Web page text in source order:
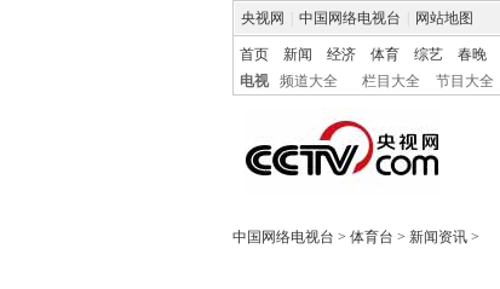
央视网 中国网络电视台 网站地图
首页 新闻 经济 体育 综艺 春晚
电视
频道大全 栏目大全 节目大全
中国网络电视台 > 体育台 > 新闻资讯 >